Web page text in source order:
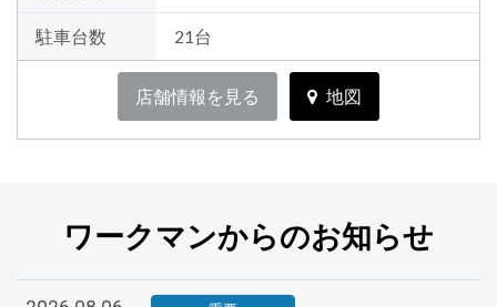
駐車台数 21台
店舗情報を見る 地図
ワークマンからのお知らせ